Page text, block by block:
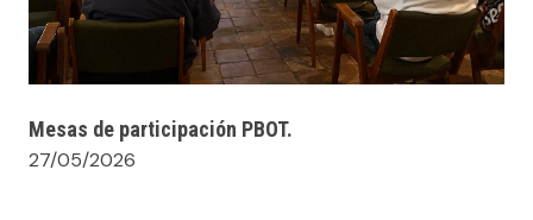
Mesas de participación PBOT.
27/05/2026